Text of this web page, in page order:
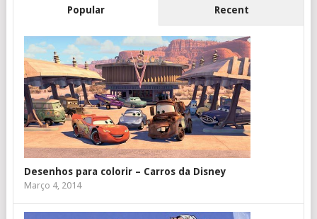
Popular Recent
Desenhos para colorir – Carros da Disney
Março 4, 2014